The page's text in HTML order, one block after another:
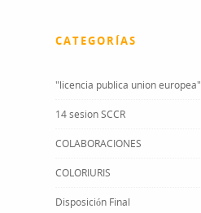
CATEGORÍAS
"licencia publica union europea"
14 sesion SCCR
COLABORACIONES
COLORIURIS
Disposición Final